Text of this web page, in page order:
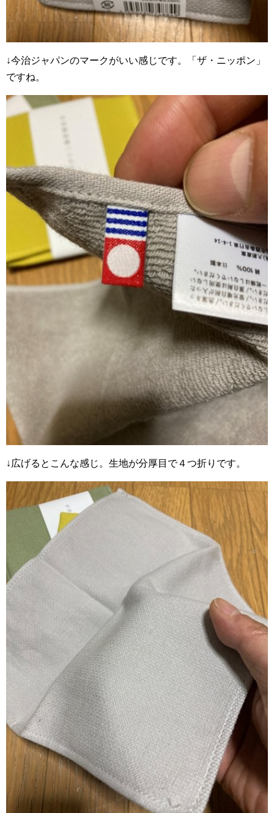
↓今治ジャパンのマークがいい感じです。「ザ・ニッポン」
ですね。
↓広げるとこんな感じ。生地が分厚目で４つ折りです。